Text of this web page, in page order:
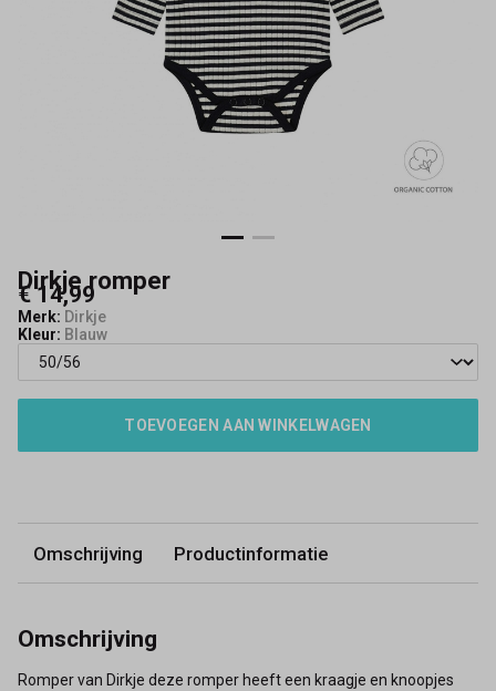
Dirkje romper
€ 14,99
Merk: Dirkje
Kleur: Blauw
TOEVOEGEN AAN WINKELWAGEN
Omschrijving Productinformatie
Omschrijving
Romper van Dirkje deze romper heeft een kraagje en knoopjes